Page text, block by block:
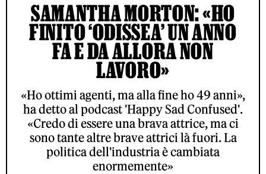
SAMANTHA MORTON: «HO
FINITO ‘ODISSEA’ UN ANNO
FA E DA ALLORA NON
LAVORO»
«Ho ottimi agenti, ma alla fine ho 49 anni»,
ha detto al podcast 'Happy Sad Confused'.
«Credo di essere una brava attrice, ma ci
sono tante altre brave attrici là fuori. La
politica dell'industria è cambiata
enormemente»